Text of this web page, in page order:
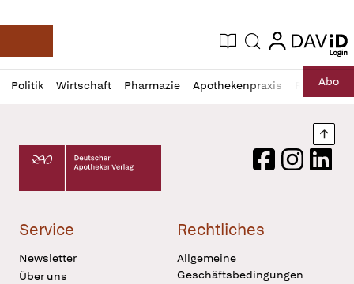
Deutsche Apotheker Zeitung
Aktuelle Ausgabe
Suche login
login
Politik Wirtschaft Pharmazie Apothekenpraxis RechtAbo
Profil
öffnen
Daz
Pur
Deutscher Apotheker Verlag Logo
FacebookInstagram
Service
Newsletter
Über uns
Rechtliches
Allgemeine
Geschäftsbedingungen